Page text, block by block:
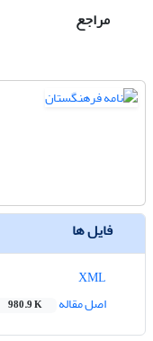
مراجع
فایل ها
اصل مقاله
980.9 K